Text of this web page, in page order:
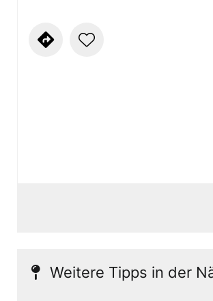
Weitere Tipps in der